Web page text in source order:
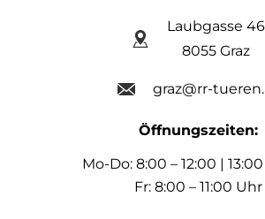
Laubgasse 46
8055 Graz
graz@rr-
Öffnungszeiten:
Mo-Do: 8:00 – 12:00 | 13:00
Fr: 8:00 – 11:00 Uhr